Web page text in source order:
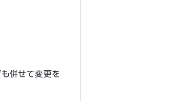
併せて変更を